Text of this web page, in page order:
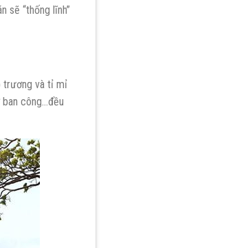
sẽ “thống lĩnh”
trương và tỉ mỉ
công…đều